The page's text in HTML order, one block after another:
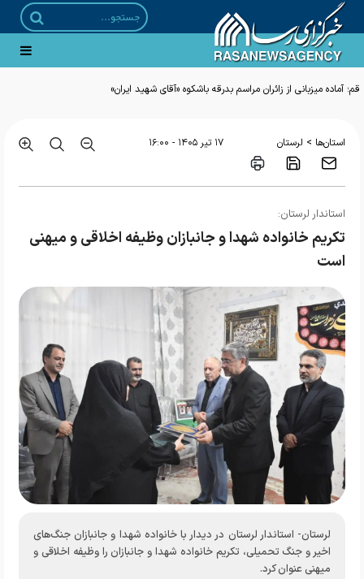
قم؛ آماده میزبانی از زائران مراسم بدرقه باشکوه «آقای شهید ایران»
استان‌ها > لرستان ۱۷ تير ۱۴۰۵ - ۱۶:۰۰
استاندار لرستان:
تکریم خانواده شهدا و جانبازان وظیفه اخلاقی و میهنی
است
لرستان- استاندار لرستان در دیدار با خانواده شهدا و جانبازان جنگ‌های
اخیر و جنگ تحمیلی، تکریم خانواده شهدا و جانبازان را وظیفه اخلاقی و
میهنی عنوان کرد.